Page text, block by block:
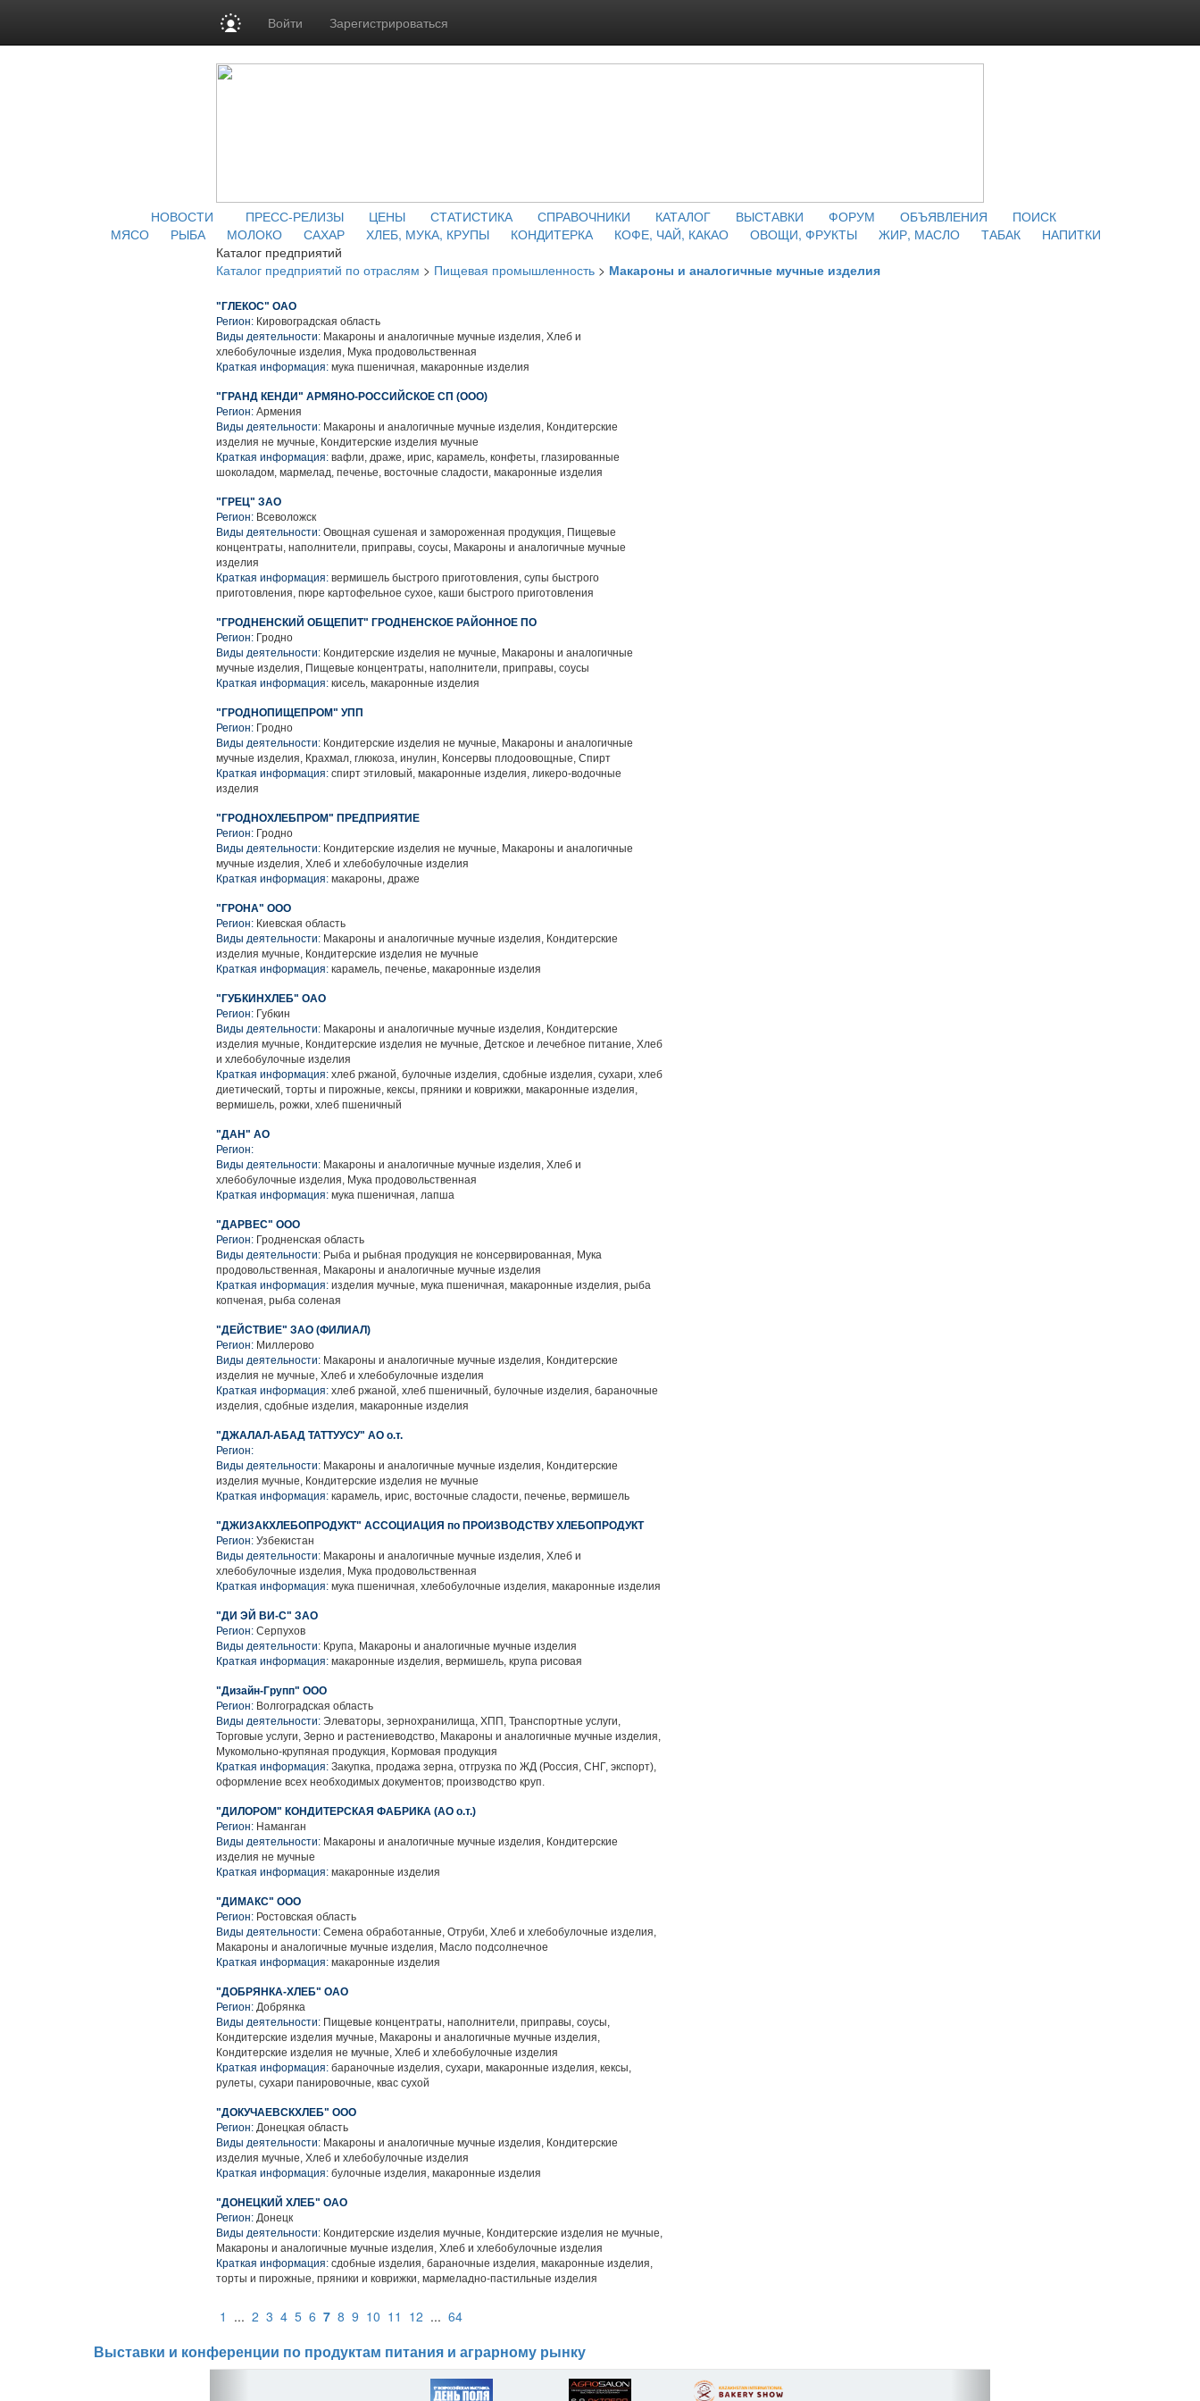
Войти Зарегистрироваться
НОВОСТИ ПРЕСС-РЕЛИЗЫ ЦЕНЫ СТАТИСТИКА СПРАВОЧНИКИ КАТАЛОГ ВЫСТАВКИ ФОРУМ ОБЪЯВЛЕНИЯ
ПОИСК
МЯСО
РЫБА МОЛОКО САХАР ХЛЕБ, МУКА, КРУПЫ КОНДИТЕРКА КОФЕ, ЧАЙ, КАКАО ОВОЩИ, ФРУКТЫ ЖИР, МАСЛО ТАБАК
НАПИТКИ
Каталог предприятий
Каталог предприятий по отраслям > Пищевая промышленность > Макароны и аналогичные мучные изделия
"ГЛЕКОС" ОАО
Регион: Кировоградская область
Виды деятельности: Макароны и аналогичные мучные изделия, Хлеб и
хлебобулочные изделия, Мука продовольственная
Краткая информация: мука пшеничная, макаронные изделия
"ГРАНД КЕНДИ" АРМЯНО-РОССИЙСКОЕ СП (ООО)
Регион: Армения
Виды деятельности: Макароны и аналогичные мучные изделия, Кондитерские
изделия не мучные, Кондитерские изделия мучные
Краткая информация: вафли, драже, ирис, карамель, конфеты, глазированные
шоколадом, мармелад, печенье, восточные сладости, макаронные изделия
"ГРЕЦ" ЗАО
Регион: Всеволожск
Виды деятельности: Овощная сушеная и замороженная продукция, Пищевые
концентраты, наполнители, приправы, соусы, Макароны и аналогичные мучные
изделия
Краткая информация: вермишель быстрого приготовления, супы быстрого
приготовления, пюре картофельное сухое, каши быстрого приготовления
"ГРОДНЕНСКИЙ ОБЩЕПИТ" ГРОДНЕНСКОЕ РАЙОННОЕ ПО
Регион: Гродно
Виды деятельности: Кондитерские изделия не мучные, Макароны и аналогичные
мучные изделия, Пищевые концентраты, наполнители, приправы, соусы
Краткая информация: кисель, макаронные изделия
"ГРОДНОПИЩЕПРОМ" УПП
Регион: Гродно
Виды деятельности: Кондитерские изделия не мучные, Макароны и аналогичные
мучные изделия, Крахмал, глюкоза, инулин, Консервы плодоовощные, Спирт
Краткая информация: спирт этиловый, макаронные изделия, ликеро-водочные
изделия
"ГРОДНОХЛЕБПРОМ" ПРЕДПРИЯТИЕ
Регион: Гродно
Виды деятельности: Кондитерские изделия не мучные, Макароны и аналогичные
мучные изделия, Хлеб и хлебобулочные изделия
Краткая информация: макароны, драже
"ГРОНА" ООО
Регион: Киевская область
Виды деятельности: Макароны и аналогичные мучные изделия, Кондитерские
изделия мучные, Кондитерские изделия не мучные
Краткая информация: карамель, печенье, макаронные изделия
"ГУБКИНХЛЕБ" ОАО
Регион: Губкин
Виды деятельности: Макароны и аналогичные мучные изделия, Кондитерские
изделия мучные, Кондитерские изделия не мучные, Детское и лечебное питание, Хлеб
и хлебобулочные изделия
Краткая информация: хлеб ржаной, булочные изделия, сдобные изделия, сухари, хлеб
диетический, торты и пирожные, кексы, пряники и коврижки, макаронные изделия,
вермишель, рожки, хлеб пшеничный
"ДАН" АО
Регион:
Виды деятельности: Макароны и аналогичные мучные изделия, Хлеб и
хлебобулочные изделия, Мука продовольственная
Краткая информация: мука пшеничная, лапша
"ДАРВЕС" ООО
Регион: Гродненская область
Виды деятельности: Рыба и рыбная продукция не консервированная, Мука
продовольственная, Макароны и аналогичные мучные изделия
Краткая информация: изделия мучные, мука пшеничная, макаронные изделия, рыба
копченая, рыба соленая
"ДЕЙСТВИЕ" ЗАО (ФИЛИАЛ)
Регион: Миллерово
Виды деятельности: Макароны и аналогичные мучные изделия, Кондитерские
изделия не мучные, Хлеб и хлебобулочные изделия
Краткая информация: хлеб ржаной, хлеб пшеничный, булочные изделия, бараночные
изделия, сдобные изделия, макаронные изделия
"ДЖАЛАЛ-АБАД ТАТТУУСУ" АО о.т.
Регион:
Виды деятельности: Макароны и аналогичные мучные изделия, Кондитерские
изделия мучные, Кондитерские изделия не мучные
Краткая информация: карамель, ирис, восточные сладости, печенье, вермишель
"ДЖИЗАКХЛЕБОПРОДУКТ" АССОЦИАЦИЯ по ПРОИЗВОДСТВУ ХЛЕБОПРОДУКТ
Регион: Узбекистан
Виды деятельности: Макароны и аналогичные мучные изделия, Хлеб и
хлебобулочные изделия, Мука продовольственная
Краткая информация: мука пшеничная, хлебобулочные изделия, макаронные изделия
"ДИ ЭЙ ВИ-С" ЗАО
Регион: Серпухов
Виды деятельности: Крупа, Макароны и аналогичные мучные изделия
Краткая информация: макаронные изделия, вермишель, крупа рисовая
"Дизайн-Групп" ООО
Регион: Волгоградская область
Виды деятельности: Элеваторы, зернохранилища, ХПП, Транспортные услуги,
Торговые услуги, Зерно и растениеводство, Макароны и аналогичные мучные изделия,
Мукомольно-крупяная продукция, Кормовая продукция
Краткая информация: Закупка, продажа зерна, отгрузка по ЖД (Россия, СНГ, экспорт),
оформление всех необходимых документов; производство круп.
"ДИЛОРОМ" КОНДИТЕРСКАЯ ФАБРИКА (АО о.т.)
Регион: Наманган
Виды деятельности: Макароны и аналогичные мучные изделия, Кондитерские
изделия не мучные
Краткая информация: макаронные изделия
"ДИМАКС" ООО
Регион: Ростовская область
Виды деятельности: Семена обработанные, Отруби, Хлеб и хлебобулочные изделия,
Макароны и аналогичные мучные изделия, Масло подсолнечное
Краткая информация: макаронные изделия
"ДОБРЯНКА-ХЛЕБ" ОАО
Регион: Добрянка
Виды деятельности: Пищевые концентраты, наполнители, приправы, соусы,
Кондитерские изделия мучные, Макароны и аналогичные мучные изделия,
Кондитерские изделия не мучные, Хлеб и хлебобулочные изделия
Краткая информация: бараночные изделия, сухари, макаронные изделия, кексы,
рулеты, сухари панировочные, квас сухой
"ДОКУЧАЕВСКХЛЕБ" ООО
Регион: Донецкая область
Виды деятельности: Макароны и аналогичные мучные изделия, Кондитерские
изделия мучные, Хлеб и хлебобулочные изделия
Краткая информация: булочные изделия, макаронные изделия
"ДОНЕЦКИЙ ХЛЕБ" ОАО
Регион: Донецк
Виды деятельности: Кондитерские изделия мучные, Кондитерские изделия не мучные,
Макароны и аналогичные мучные изделия, Хлеб и хлебобулочные изделия
Краткая информация: сдобные изделия, бараночные изделия, макаронные изделия,
торты и пирожные, пряники и коврижки, мармеладно-пастильные изделия
1 ... 2 3 4 5 6 7 8 9 10 11 12 ... 64
Выставки и конференции по продуктам питания и аграрному рынку